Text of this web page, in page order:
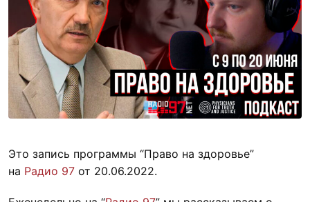
Это запись программы “Право на здоровье”
на Радио 97 от 20.06.2022.